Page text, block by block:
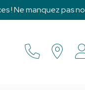
! Ne manquez pas